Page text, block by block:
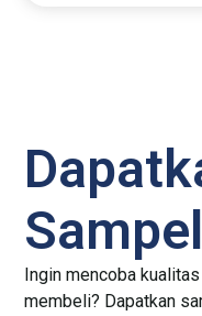
Ingin mencoba
membeli? Dapatkan